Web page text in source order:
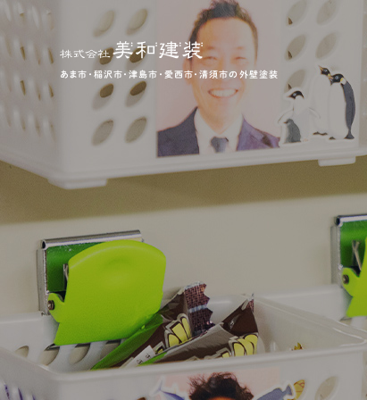
あま市・稲沢市・津島市・愛西市・清須市の外壁塗装